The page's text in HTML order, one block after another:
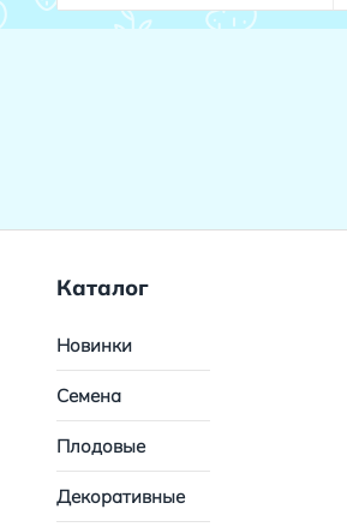
Каталог
Новинки
Семена
Плодовые
Декоративные